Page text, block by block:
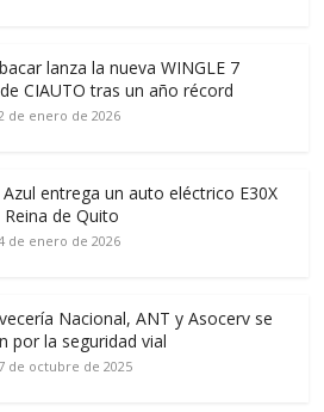
lanza la nueva WINGLE 7
CIAUTO tras un año récord
de enero de 2026
Azul entrega un auto eléctrico E30X
Reina de Quito
de enero de 2026
Nacional, ANT y Asocerv se
por la seguridad vial
de octubre de 2025